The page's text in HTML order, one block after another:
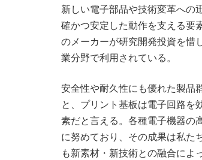
新しい電子部品や技術変革への
確かつ安定した動作を支える要
のメーカーが研究開発投資を惜
業分野で利用されている。
安全性や耐久性にも優れた製品
と、プリント基板は電子回路を
素だと言える。各種電子機器の
に努めており、その成果は私た
も新素材・新技術との融合によ